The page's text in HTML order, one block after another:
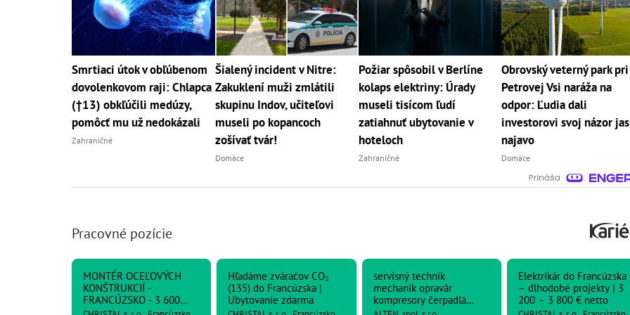
Smrtiaci útok v obľúbenom
dovolenkovom raji: Chlapca
(†13) obkľúčili medúzy,
pomôcť mu už nedokázali
Zahraničné
Šialený incident v Nitre:
Zakuklení muži zmlátili
skupinu Indov, učiteľovi
museli po kopancoch
zošívať tvár!
Domáce
Požiar spôsobil v Berlíne
kolaps elektriny: Úrady
museli tisícom ľudí
zatiahnuť ubytovanie v
hoteloch
Zahraničné
Obrovský veterný park pri
Petrovej Vsi naráža na
odpor: Ľudia dali
investorovi svoj názor
najavo
Domáce
Pracovné pozície
MONTÉR OCEĽOVÝCH
KONŠTRUKCIÍ -
FRANCÚZSKO - 3 600
netto
Hľadáme zváračov CO₂
(135) do Francúzska |
Ubytovanie zdarma
servisný technik
mechanik opravár
kompresory čerpadlá
strojné zariadenia
Elektrikár do Francúzska
– dlhodobé projekty | 3
200 – 3 800 € netto